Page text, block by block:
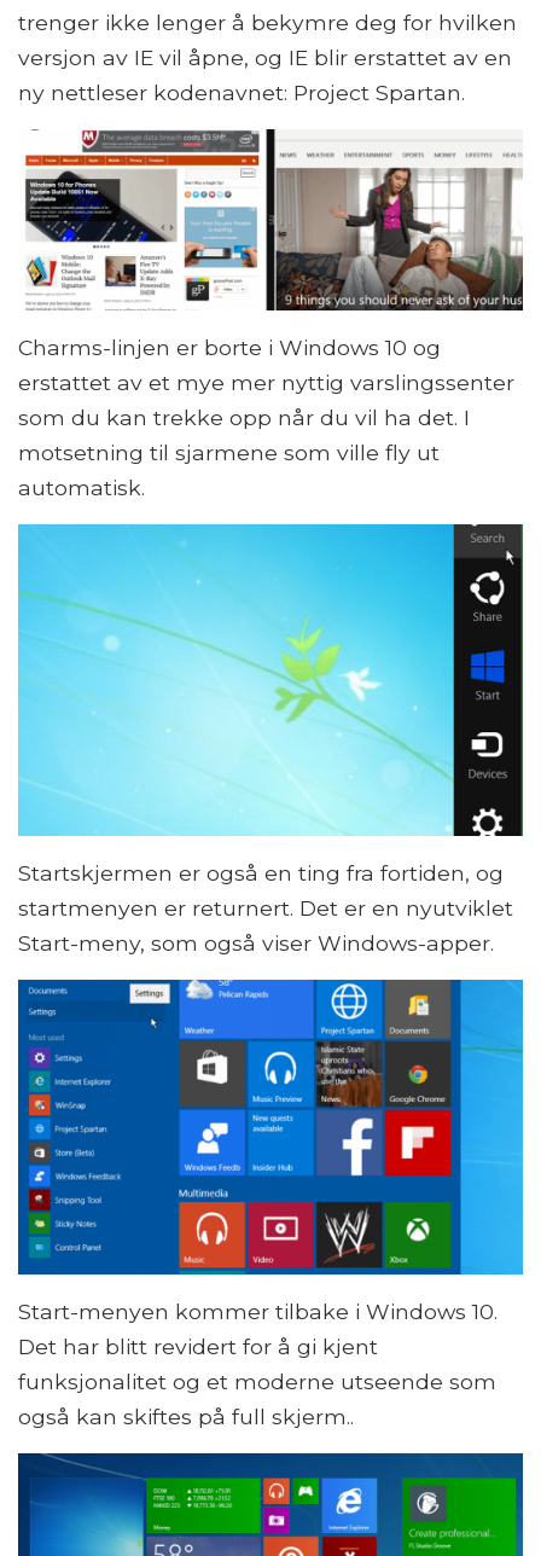
trenger ikke lenger å bekymre deg for hvilken
versjon av IE vil åpne, og IE blir erstattet av en
ny nettleser kodenavnet: Project Spartan.
Charms-linjen er borte i Windows 10 og
erstattet av et mye mer nyttig varslingssenter
som du kan trekke opp når du vil ha det. I
motsetning til sjarmene som ville fly ut
automatisk.
Startskjermen er også en ting fra fortiden, og
startmenyen er returnert. Det er en nyutviklet
Start-meny, som også viser Windows-apper.
Start-menyen kommer tilbake i Windows 10.
Det har blitt revidert for å gi kjent
funksjonalitet og et moderne utseende som
også kan skiftes på full skjerm..